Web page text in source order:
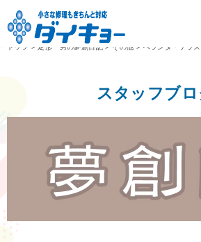
トップ
> 定形一男の夢創日記 > その他 > ベランダ・テラ
スタッフブ